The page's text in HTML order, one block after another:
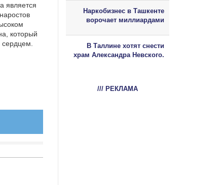
является
который
Наркобизнес в Ташкенте
ворочает миллиардами
В Таллине хотят снести
храм Александра Невского.
/// РЕКЛАМА